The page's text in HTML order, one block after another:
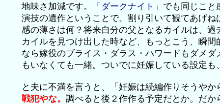
地味さ加減です。
「ダークナイト」 でも同じこと
演技の遺作ということで、割り引いて観てあげ
感の薄さは何？将来自分の父となるカイルは、
カイルを見つけ出した時など、もっとこう、瞬
なら嫁役のブライス・ダラス・ハワードもダメ
もいなくても一緒。ついでに妊娠している設定
と夫に不満を言うと、「妊娠は続編作りそうや
戦犯やな。 調べると後２作作る予定だとか。だ